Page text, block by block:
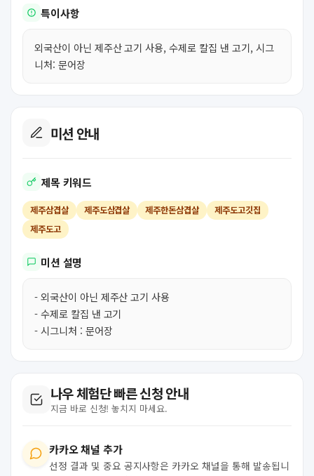
특이사항
외국산이 아닌 제주산 고기 사용, 수제로 칼집 낸 고기, 시그
니처: 문어장
미션 안내
제목 키워드
제주삼겹살 제주도삼겹살 제주한돈삼겹살
제주도고깃집
제주도고
미션 설명
- 외국산이 아닌 제주산 고기 사용
- 수제로 칼집 낸 고기
- 시그니처 : 문어장
나우 체험단 빠른 신청 안내
지금 바로 신청! 놓치지 마세요.
카카오 채널 추가
선정 결과 및 중요 공지사항은 카카오 채널을 통해 발송됩니